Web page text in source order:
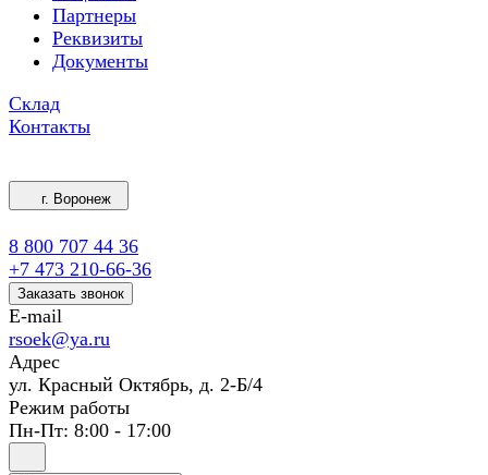
Партнеры
Реквизиты
Документы
Склад
Контакты
г. Воронеж
8 800 707 44 36
+7 473 210-66-36
Заказать звонок
E-mail
rsoek@ya.ru
Адрес
ул. Красный Октябрь, д. 2-Б/4
Режим работы
Пн-Пт: 8:00 - 17:00